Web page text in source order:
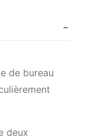
de bureau
deux